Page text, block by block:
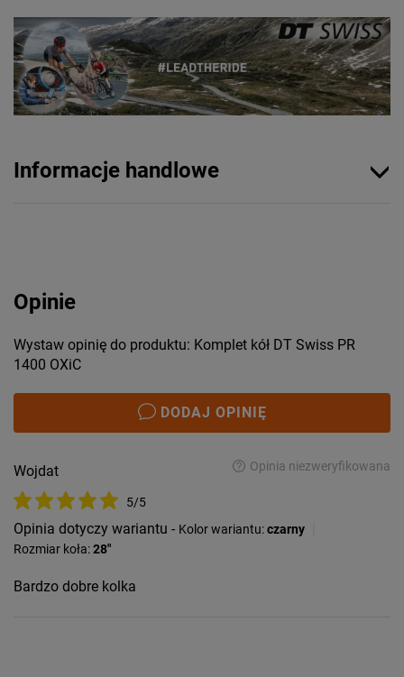
Informacje handlowe
Opinie
Wystaw opinię do produktu: Komplet kół DT Swiss PR
1400 OXiC
DODAJ OPINIĘ
Wojdat
5/5
Opinia niezweryfikowana
Opinia dotyczy wariantu - Kolor wariantu:czarny
Rozmiar koła:28"
Bardzo dobre kolka